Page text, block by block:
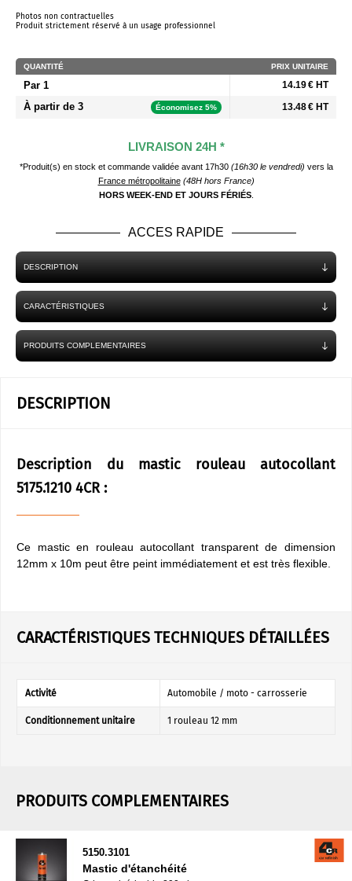
Photos non contractuelles
Produit strictement réservé à un usage professionnel
QUANTITÉ PRIX UNITAIRE
Par 1 14.19 € HT
À partir de 3 Économisez 5% 13.48 € HT
LIVRAISON 24H *
*Produit(s) en stock et commande validée avant 17h30 (16h30 le vendredi) vers la
France métropolitaine (48H hors France)
HORS WEEK-END ET JOURS FÉRIÉS.
ACCES RAPIDE
DESCRIPTION
CARACTÉRISTIQUES
PRODUITS COMPLEMENTAIRES
DESCRIPTION
Description du mastic rouleau autocollant
5175.1210 4CR :
Ce mastic en rouleau autocollant transparent de dimension
12mm x 10m peut être peint immédiatement et est très flexible.
CARACTÉRISTIQUES TECHNIQUES DÉTAILLÉES
Activité Automobile / moto - carrosserie
Conditionnement unitaire 1 rouleau 12 mm
PRODUITS COMPLEMENTAIRES
5150.3101
Mastic d'étanchéité